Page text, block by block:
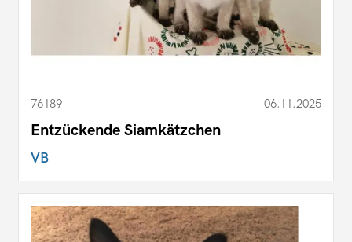
76189 06.11.2025
Entzückende Siamkätzchen
VB